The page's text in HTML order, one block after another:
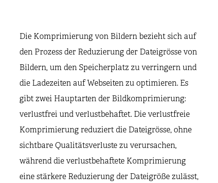
Die Komprimierung von Bildern bezieht sich auf
den Prozess der Reduzierung der Dateigrösse von
Bildern, um den Speicherplatz zu verringern und
die Ladezeiten auf Webseiten zu optimieren. Es
gibt zwei Hauptarten der Bildkomprimierung:
verlustfrei und verlustbehaftet. Die verlustfreie
Komprimierung reduziert die Dateigrösse, ohne
sichtbare Qualitätsverluste zu verursachen,
während die verlustbehaftete Komprimierung
eine stärkere Reduzierung der Dateigröße zulässt,